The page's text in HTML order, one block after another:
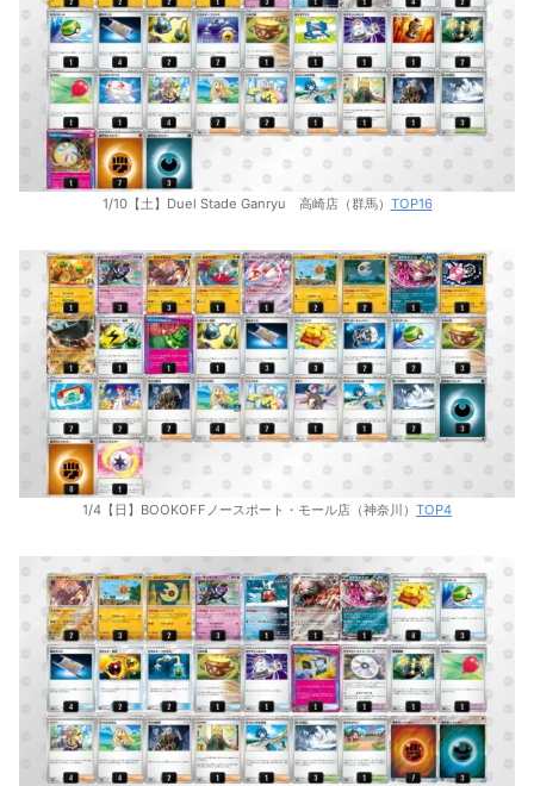
1/10【土】Duel Stade Ganryu 高崎店（群馬） TOP16
1/4【日】BOOKOFFノースポート・モール店（神奈川） TOP4